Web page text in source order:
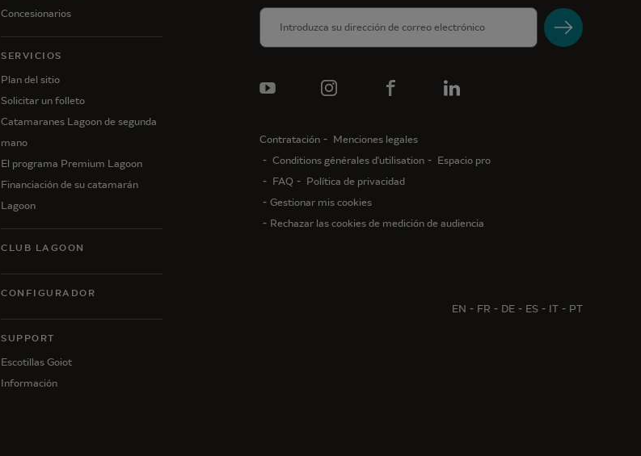
Concesionarios
SERVICIOS
Plan del sitio
Solicitar un folleto
Catamaranes Lagoon de segunda
mano
El programa Premium Lagoon
Financiación de su catamarán
Lagoon
CLUB LAGOON
CONFIGURADOR
SUPPORT
Escotillas Goiot
Información
Contratación
Menciones legales
Conditions générales d'utilisation
Espacio pro
FAQ
Política de privacidad
Gestionar mis cookies
Rechazar las cookies de medición de audiencia
EN FR DE ES IT PT